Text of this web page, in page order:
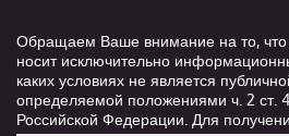
Обращаем Ваше внимание на то, что
носит исключительно
каких условиях не является
определяемой положениями ч. 2 ст.
Российской Федерации. Для